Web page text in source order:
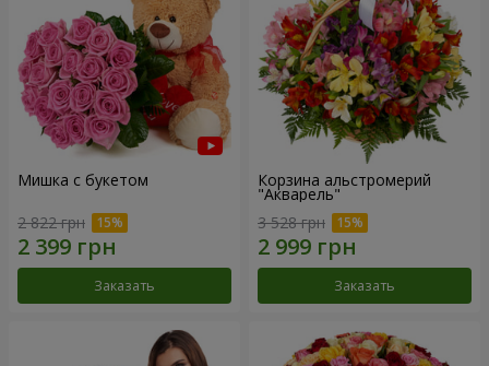
Мишка с букетом
2 822 грн
Заказать
Корзина альстромерий
"Акварель"
3 528 грн
Заказать